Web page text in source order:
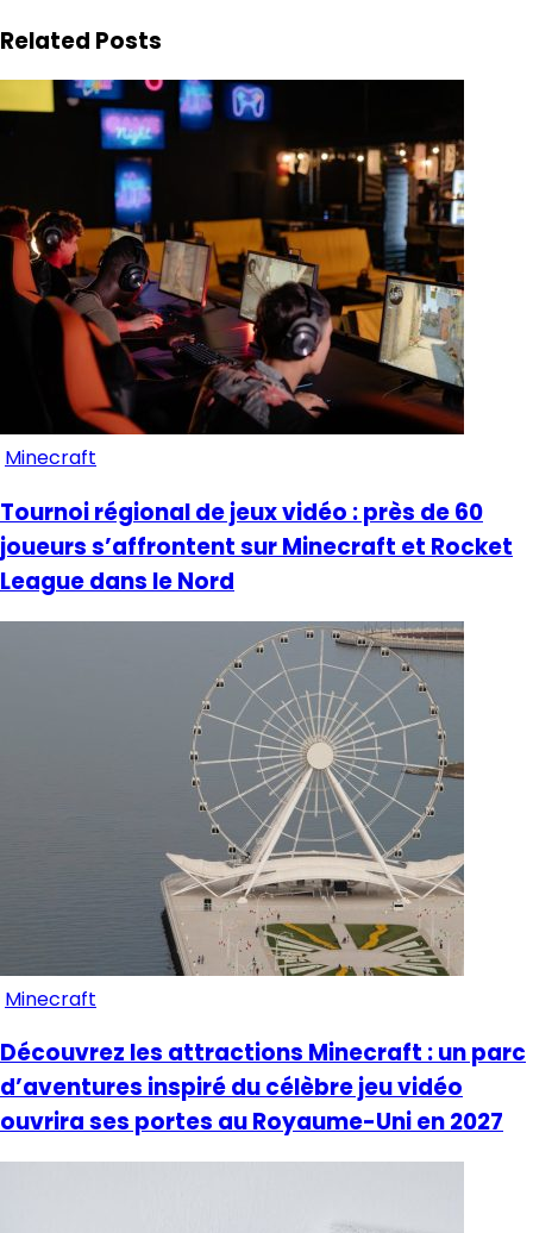
Related Posts
Minecraft
Tournoi régional de jeux vidéo : près de 60
joueurs s’affrontent sur Minecraft et Rocket
League dans le Nord
Minecraft
Découvrez les attractions Minecraft : un parc
d’aventures inspiré du célèbre jeu vidéo
ouvrira ses portes au Royaume-Uni en 2027